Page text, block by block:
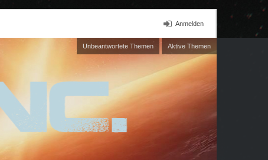
Anmelden
Unbeantwortete Themen Aktive Themen